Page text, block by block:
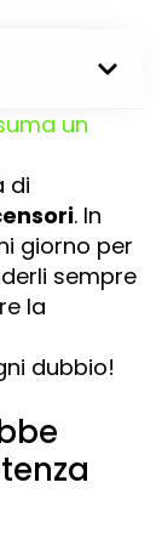
un
di
. In
giorno per
sempre
la
dubbio!